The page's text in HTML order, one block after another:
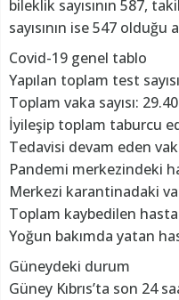
bileklik sayısının 587,
sayısının ise 547 olduğu
Covid-19 genel tablo
Yapılan toplam test
Toplam vaka sayısı:
İyileşip toplam taburcu
Tedavisi devam eden
Pandemi merkezindeki
Merkezi karantinadaki
Toplam kaybedilen hasta
Yoğun bakımda yatan
Güneydeki durum
Güney Kıbrıs’ta son 24